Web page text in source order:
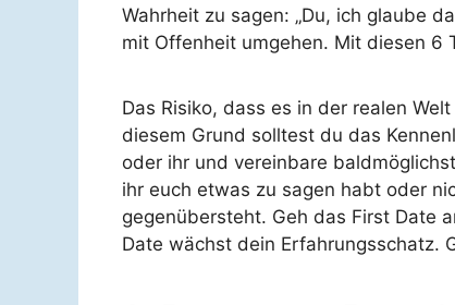
Wahrheit zu sagen: „Du, ich glaube
mit Offenheit umgehen. Mit diesen 6
Das Risiko, dass es in der realen
diesem Grund solltest du das
oder ihr und vereinbare
ihr euch etwas zu sagen habt oder
gegenübersteht. Geh das First Date
Date wächst dein Erfahrungsschatz.